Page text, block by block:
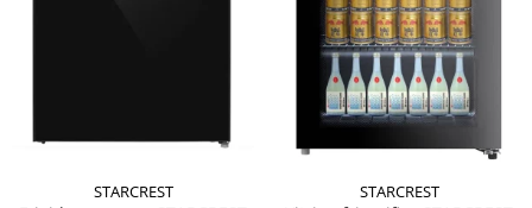
STARCREST STARCREST